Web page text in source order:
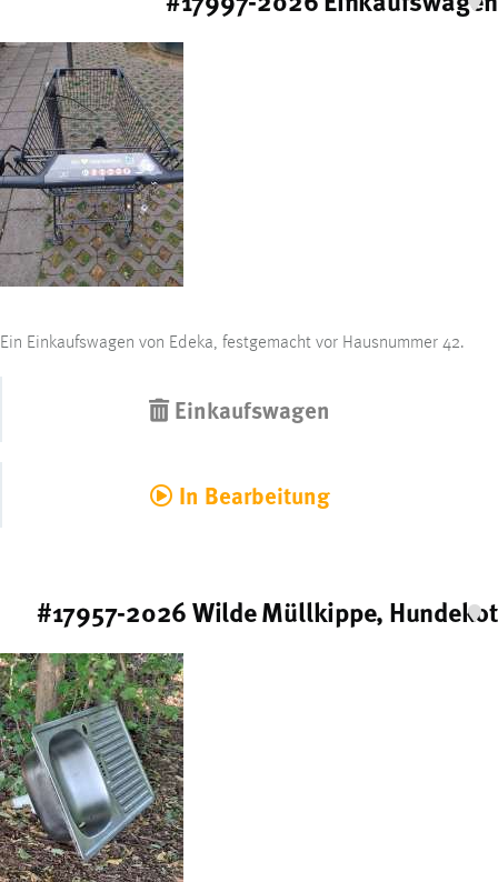
Ein Einkaufswagen von Edeka, festgemacht vor Hausnummer 42.
Einkaufswagen
In Bearbeitung
#17957-2026 Wilde Müllkippe, Hundekot